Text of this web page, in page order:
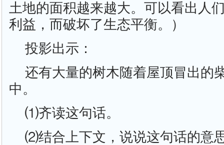
土地的面积越来越大。可以看出人
利益，而破坏了生态平衡。）
投影出示：
还有大量的树木随着屋顶冒出的
中。
⑴齐读这句话。
⑵结合上下文，说说这句话的意